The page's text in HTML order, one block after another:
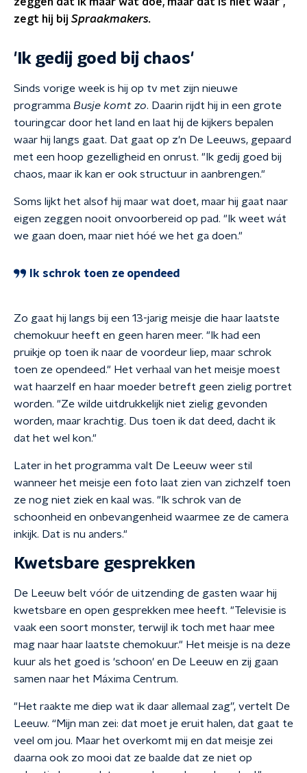
zegt hij bij Spraakmakers.
'Ik gedij goed bij chaos'
Sinds vorige week is hij op tv met zijn nieuwe
programma Busje komt zo. Daarin rijdt hij in een grote
touringcar door het land en laat hij de kijkers bepalen
waar hij langs gaat. Dat gaat op z'n De Leeuws, gepaard
met een hoop gezelligheid en onrust. "Ik gedij goed bij
chaos, maar ik kan er ook structuur in aanbrengen."
Soms lijkt het alsof hij maar wat doet, maar hij gaat naar
eigen zeggen nooit onvoorbereid op pad. "Ik weet wát
we gaan doen, maar niet hóé we het ga doen."
Ik schrok toen ze opendeed
Zo gaat hij langs bij een 13-jarig meisje die haar laatste
chemokuur heeft en geen haren meer. "Ik had een
pruikje op toen ik naar de voordeur liep, maar schrok
toen ze opendeed." Het verhaal van het meisje moest
wat haarzelf en haar moeder betreft geen zielig portret
worden. "Ze wilde uitdrukkelijk niet zielig gevonden
worden, maar krachtig. Dus toen ik dat deed, dacht ik
dat het wel kon."
Later in het programma valt De Leeuw weer stil
wanneer het meisje een foto laat zien van zichzelf toen
ze nog niet ziek en kaal was. "Ik schrok van de
schoonheid en onbevangenheid waarmee ze de camera
inkijk. Dat is nu anders."
Kwetsbare gesprekken
De Leeuw belt vóór de uitzending de gasten waar hij
kwetsbare en open gesprekken mee heeft. "Televisie is
vaak een soort monster, terwijl ik toch met haar mee
mag naar haar laatste chemokuur." Het meisje is na deze
kuur als het goed is 'schoon' en De Leeuw en zij gaan
samen naar het Máxima Centrum.
"Het raakte me diep wat ik daar allemaal zag”, vertelt De
Leeuw. “Mijn man zei: dat moet je eruit halen, dat gaat te
veel om jou. Maar het overkomt mij en dat meisje zei
daarna ook zo mooi dat ze baalde dat ze niet op